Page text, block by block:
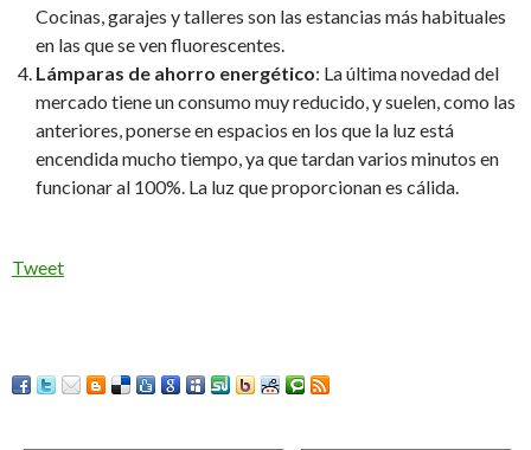
Cocinas, garajes y talleres son las estancias más habituales
en las que se ven fluorescentes.
Lámparas de ahorro energético: La última novedad del
mercado tiene un consumo muy reducido, y suelen, como las
anteriores, ponerse en espacios en los que la luz está
encendida mucho tiempo, ya que tardan varios minutos en
funcionar al 100%. La luz que proporcionan es cálida.
Tweet